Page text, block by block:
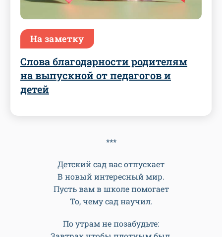
На заметку
Слова благодарности родителям
на выпускной от педагогов и
детей
***
Детский сад вас отпускает
В новый интересный мир.
Пусть вам в школе помогает
То, чему сад научил.
По утрам не позабудьте: